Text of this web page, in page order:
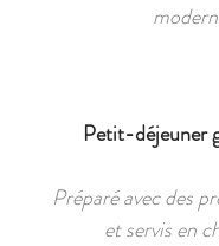
Petit-déjeuner
Préparé avec des
et servis en